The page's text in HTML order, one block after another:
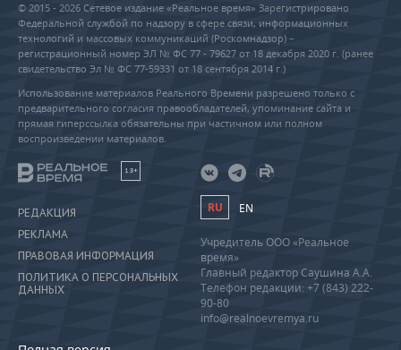
© 2015 - 2026 Сетевое издание «Реальное время» Зарегистрировано
Федеральной службой по надзору в сфере связи, информационных
технологий и массовых коммуникаций (Роскомнадзор) –
регистрационный номер ЭЛ № ФС 77 - 79627 от 18 декабря 2020 г. (ранее
свидетельство Эл № ФС 77-59331 от 18 сентября 2014 г.)
Использование материалов Реального Времени разрешено только с
предварительного согласия правообладателей, упоминание сайта и
прямая гиперссылка обязательны при частичном или полном
воспроизведении материалов.
18+
РЕДАКЦИЯ
РЕКЛАМА
ПРАВОВАЯ ИНФОРМАЦИЯ
ПОЛИТИКА О ПЕРСОНАЛЬНЫХ
ДАННЫХ
RU EN
Учредитель ООО «Реальное
время»
Главный редактор Саушина А.А.
Телефон редакции: +7 (843) 222-
90-80
info@realnoevremya.ru